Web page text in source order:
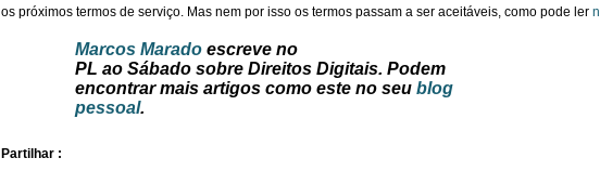
os próximos termos de serviço. Mas nem por isso os termos passam a ser aceitáveis, como pode ler
Marcos Marado escreve no
PL ao Sábado sobre Direitos Digitais. Podem
encontrar mais artigos como este no seu blog
pessoal.
Partilhar :